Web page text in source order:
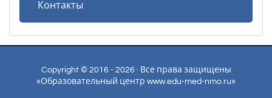
Контакты
Copyright © 2016 - 2026 · Все права защищены
«Образовательный центр www.edu-med-nmo.ru»